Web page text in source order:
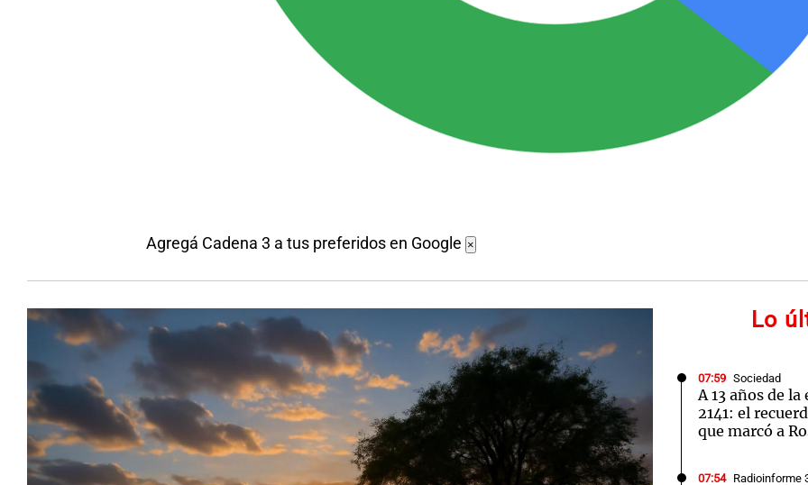
Agregá Cadena 3 a tus preferidos en Google ×
Lo
07:59 Sociedad
A 13 años de
2141: el
que marcó a
07:54 Radioinforme